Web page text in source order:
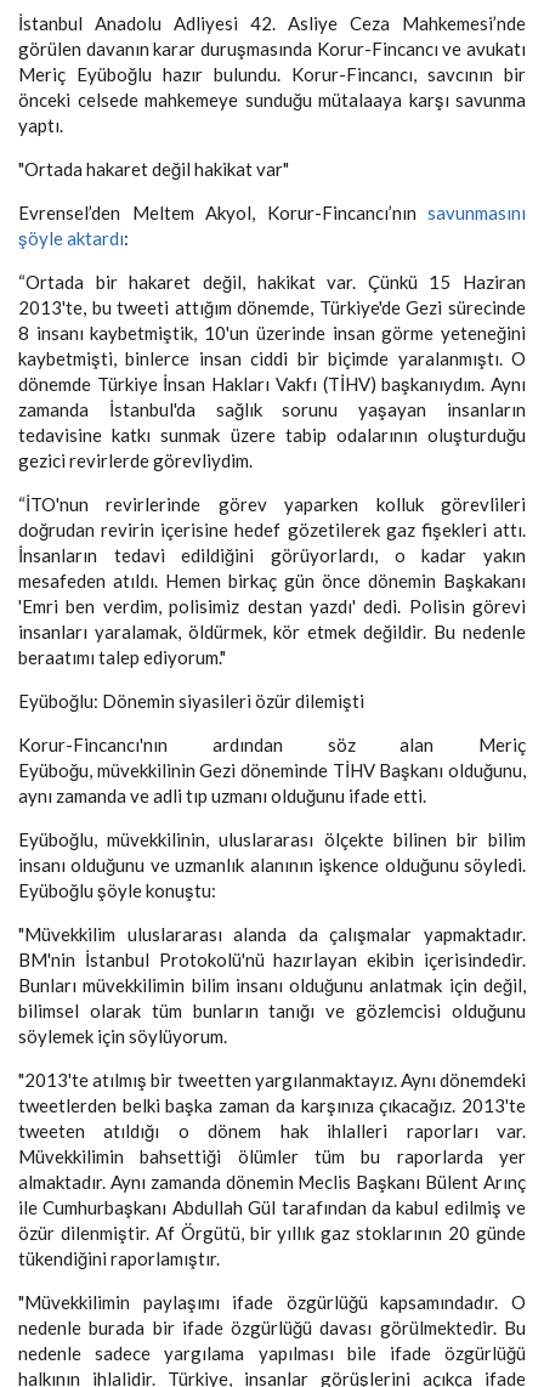
İstanbul Anadolu Adliyesi 42. Asliye Ceza Mahkemesi’nde
görülen davanın karar duruşmasında Korur-Fincancı ve avukatı
Meriç Eyüboğlu hazır bulundu. Korur-Fincancı, savcının bir
önceki celsede mahkemeye sunduğu mütalaaya karşı savunma
yaptı.
"Ortada hakaret değil hakikat var"
Evrensel’den Meltem Akyol, Korur-Fincancı’nın savunmasını
şöyle aktardı:
“Ortada bir hakaret değil, hakikat var. Çünkü 15 Haziran
2013'te, bu tweeti attığım dönemde, Türkiye'de Gezi sürecinde
8 insanı kaybetmiştik, 10'un üzerinde insan görme yeteneğini
kaybetmişti, binlerce insan ciddi bir biçimde yaralanmıştı. O
dönemde Türkiye İnsan Hakları Vakfı (TİHV) başkanıydım. Aynı
zamanda İstanbul'da sağlık sorunu yaşayan insanların
tedavisine katkı sunmak üzere tabip odalarının oluşturduğu
gezici revirlerde görevliydim.
“İTO'nun revirlerinde görev yaparken kolluk görevlileri
doğrudan revirin içerisine hedef gözetilerek gaz fişekleri attı.
İnsanların tedavi edildiğini görüyorlardı, o kadar yakın
mesafeden atıldı. Hemen birkaç gün önce dönemin Başkakanı
'Emri ben verdim, polisimiz destan yazdı' dedi. Polisin görevi
insanları yaralamak, öldürmek, kör etmek değildir. Bu nedenle
beraatımı talep ediyorum."
Eyüboğlu: Dönemin siyasileri özür dilemişti
Korur-Fincancı'nın ardından söz alan Meriç
Eyüboğu, müvekkilinin Gezi döneminde TİHV Başkanı olduğunu,
aynı zamanda ve adli tıp uzmanı olduğunu ifade etti.
Eyüboğlu, müvekkilinin, uluslararası ölçekte bilinen bir bilim
insanı olduğunu ve uzmanlık alanının işkence olduğunu söyledi.
Eyüboğlu şöyle konuştu:
"Müvekkilim uluslararası alanda da çalışmalar yapmaktadır.
BM'nin İstanbul Protokolü'nü hazırlayan ekibin içerisindedir.
Bunları müvekkilimin bilim insanı olduğunu anlatmak için değil,
bilimsel olarak tüm bunların tanığı ve gözlemcisi olduğunu
söylemek için söylüyorum.
"2013'te atılmış bir tweetten yargılanmaktayız. Aynı dönemdeki
tweetlerden belki başka zaman da karşınıza çıkacağız. 2013'te
tweeten atıldığı o dönem hak ihlalleri raporları var.
Müvekkilimin bahsettiği ölümler tüm bu raporlarda yer
almaktadır. Aynı zamanda dönemin Meclis Başkanı Bülent Arınç
ile Cumhurbaşkanı Abdullah Gül tarafından da kabul edilmiş ve
özür dilenmiştir. Af Örgütü, bir yıllık gaz stoklarının 20 günde
tükendiğini raporlamıştır.
"Müvekkilimin paylaşımı ifade özgürlüğü kapsamındadır. O
nedenle burada bir ifade özgürlüğü davası görülmektedir. Bu
nedenle sadece yargılama yapılması bile ifade özgürlüğü
halkının ihlalidir. Türkiye, insanlar görüşlerini açıkça ifade